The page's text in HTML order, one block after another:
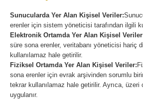
Sunucularda Yer Alan Kişisel Veriler:
erenler için sistem yöneticisi tarafından ilgili
Elektronik Ortamda Yer Alan Kişisel
süre sona erenler, veritabanı yöneticisi hariç
kullanılamaz hale getirilir.
Fiziksel Ortamda Yer Alan Kişisel Veriler:
sona erenler için evrak arşivinden sorumlu
tekrar kullanılamaz hale getirilir. Ayrıca,
uygulanır.